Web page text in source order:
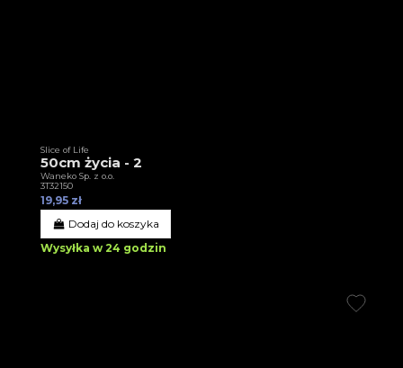
Slice of Life
50cm życia - 2
Waneko Sp. z o.o.
3T32150
19,95 zł
Dodaj do koszyka
Wysyłka w 24 godzin